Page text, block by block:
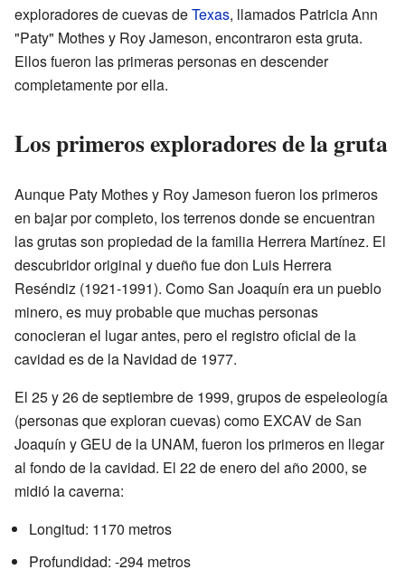
exploradores de cuevas deTexas, llamados Patricia Ann
"Paty" Mothes y Roy Jameson, encontraron esta gruta.
Ellos fueron las primeras personas en descender
completamente por ella.
Los primeros exploradores de la gruta
Aunque Paty Mothes y Roy Jameson fueron los primeros
en bajar por completo, los terrenos donde se encuentran
las grutas son propiedad de la familia Herrera Martínez. El
descubridor original y dueño fue don Luis Herrera
Reséndiz (1921-1991). Como San Joaquín era un pueblo
minero, es muy probable que muchas personas
conocieran el lugar antes, pero el registro oficial de la
cavidad es de la Navidad de 1977.
El 25 y 26 de septiembre de 1999, grupos de espeleología
(personas que exploran cuevas) como EXCAV de San
Joaquín y GEU de la UNAM, fueron los primeros en llegar
al fondo de la cavidad. El 22 de enero del año 2000, se
midió la caverna:
Longitud: 1170 metros
Profundidad: -294 metros